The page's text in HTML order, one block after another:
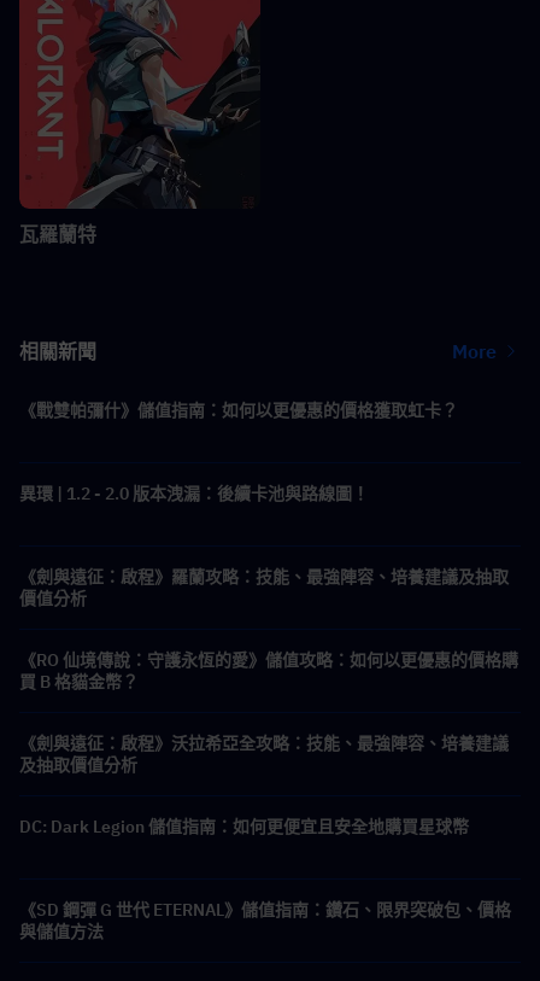
瓦羅蘭特
相關新聞 More
《戰雙帕彌什》儲值指南：如何以更優惠的價格獲取虹卡？
異環 | 1.2 - 2.0 版本洩漏：後續卡池與路線圖！
《劍與遠征：啟程》羅蘭攻略：技能、最強陣容、培養建議及抽取
價值分析
《RO 仙境傳說：守護永恆的愛》儲值攻略：如何以更優惠的價格購
買 B 格貓金幣？
《劍與遠征：啟程》沃拉希亞全攻略：技能、最強陣容、培養建議
及抽取價值分析
DC: Dark Legion 儲值指南：如何更便宜且安全地購買星球幣
《SD 鋼彈 G 世代 ETERNAL》儲值指南：鑽石、限界突破包、價格
與儲值方法